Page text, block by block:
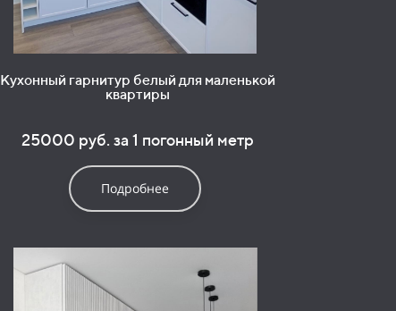
Кухонный гарнитур белый для маленькой
квартиры
25000 руб. за 1 погонный метр
Подробнее